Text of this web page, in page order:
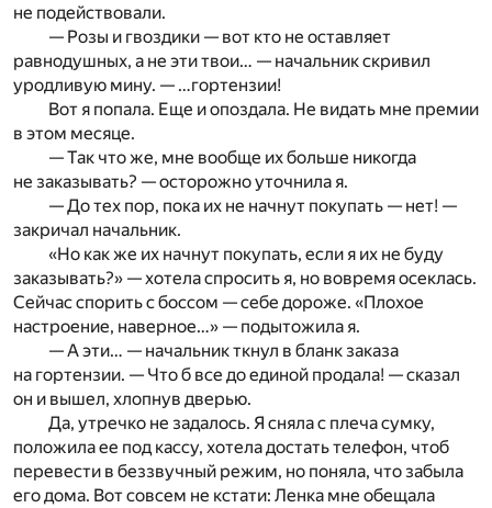
не подействовали.
— Розы и гвоздики — вот кто не оставляет
равнодушных, а не эти твои… — начальник скривил
уродливую мину. — …гортензии!
Вот я попала. Еще и опоздала. Не видать мне премии
в этом месяце.
— Так что же, мне вообще их больше никогда
не заказывать? — осторожно уточнила я.
— До тех пор, пока их не начнут покупать — нет! —
закричал начальник.
«Но как же их начнут покупать, если я их не буду
заказывать?» — хотела спросить я, но вовремя осеклась.
Сейчас спорить с боссом — себе дороже. «Плохое
настроение, наверное…» — подытожила я.
— А эти… — начальник ткнул в бланк заказа
на гортензии. — Что б все до единой продала! — сказал
он и вышел, хлопнув дверью.
Да, утречко не задалось. Я сняла с плеча сумку,
положила ее под кассу, хотела достать телефон, чтоб
перевести в беззвучный режим, но поняла, что забыла
его дома. Вот совсем не кстати: Ленка мне обещала